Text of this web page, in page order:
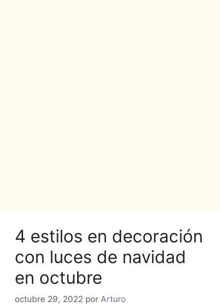
4 estilos en decoración
con luces de navidad
en octubre
octubre 29, 2022 por Arturo